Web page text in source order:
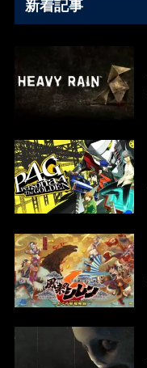
新着記事